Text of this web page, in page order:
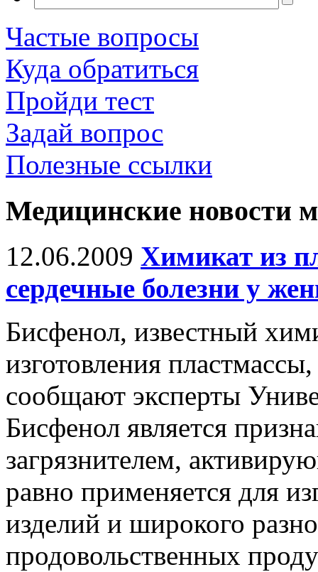
Частые вопросы
Куда обратиться
Пройди тест
Задай вопрос
Полезные ссылки
Медицинские новости
12.06.2009 Химикат из
сердечные болезни у
Бисфенол, известный
изготовления
сообщают эксперты
Бисфенол является
загрязнителем,
равно применяется для
изделий и широкого
продовольственных